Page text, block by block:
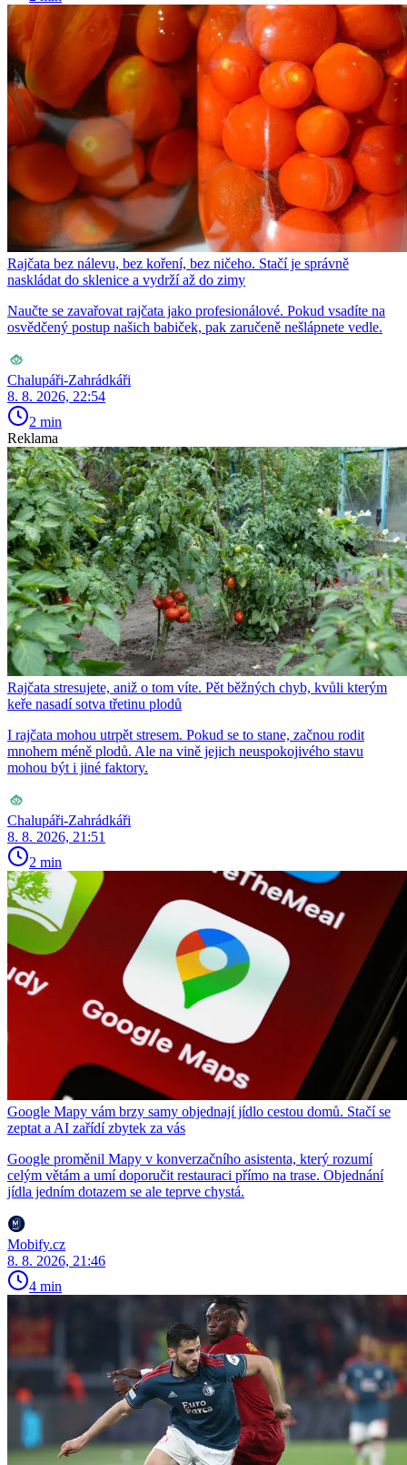
Rajčata bez nálevu, bez koření, bez ničeho. Stačí je správně
naskládat do sklenice a vydrží až do zimy
Naučte se zavařovat rajčata jako profesionálové. Pokud vsadíte na
osvědčený postup našich babiček, pak zaručeně nešlápnete vedle.
Chalupáři-Zahrádkáři
8. 8. 2026, 22:54
2 min
Reklama
Rajčata stresujete, aniž o tom víte. Pět běžných chyb, kvůli kterým
keře nasadí sotva třetinu plodů
I rajčata mohou utrpět stresem. Pokud se to stane, začnou rodit
mnohem méně plodů. Ale na vině jejich neuspokojivého stavu
mohou být i jiné faktory.
Chalupáři-Zahrádkáři
8. 8. 2026, 21:51
2 min
Google Mapy vám brzy samy objednají jídlo cestou domů. Stačí se
zeptat a AI zařídí zbytek za vás
Google proměnil Mapy v konverzačního asistenta, který rozumí
celým větám a umí doporučit restauraci přímo na trase. Objednání
jídla jedním dotazem se ale teprve chystá.
Mobify.cz
8. 8. 2026, 21:46
4 min